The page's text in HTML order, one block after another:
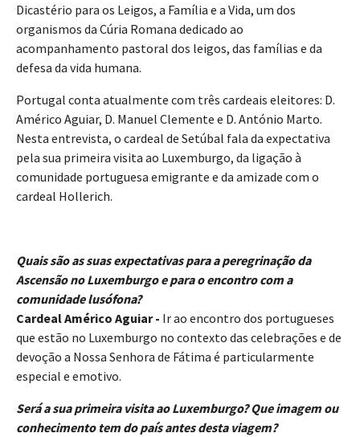
Dicastério para os Leigos, a Família e a Vida, um dos
organismos da Cúria Romana dedicado ao
acompanhamento pastoral dos leigos, das famílias e da
defesa da vida humana.
Portugal conta atualmente com três cardeais eleitores: D.
Américo Aguiar, D. Manuel Clemente e D. António Marto.
Nesta entrevista, o cardeal de Setúbal fala da expectativa
pela sua primeira visita ao Luxemburgo, da ligação à
comunidade portuguesa emigrante e da amizade com o
cardeal Hollerich.
Quais são as suas expectativas para a peregrinação da
Ascensão no Luxemburgo e para o encontro com a
comunidade lusófona?
Cardeal Américo Aguiar - Ir ao encontro dos portugueses
que estão no Luxemburgo no contexto das celebrações e de
devoção a Nossa Senhora de Fátima é particularmente
especial e emotivo.
Será a sua primeira visita ao Luxemburgo? Que imagem ou
conhecimento tem do país antes desta viagem?